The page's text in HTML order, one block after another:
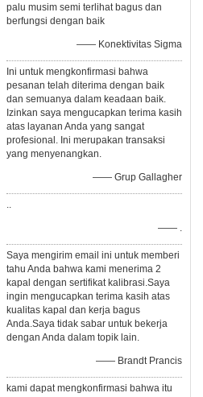
palu musim semi terlihat bagus dan
berfungsi dengan baik
—— Konektivitas Sigma
Ini untuk mengkonfirmasi bahwa
pesanan telah diterima dengan baik
dan semuanya dalam keadaan baik.
Izinkan saya mengucapkan terima kasih
atas layanan Anda yang sangat
profesional. Ini merupakan transaksi
yang menyenangkan.
—— Grup Gallagher
..
—— .
Saya mengirim email ini untuk memberi
tahu Anda bahwa kami menerima 2
kapal dengan sertifikat kalibrasi.Saya
ingin mengucapkan terima kasih atas
kualitas kapal dan kerja bagus
Anda.Saya tidak sabar untuk bekerja
dengan Anda dalam topik lain.
—— Brandt Prancis
kami dapat mengkonfirmasi bahwa itu